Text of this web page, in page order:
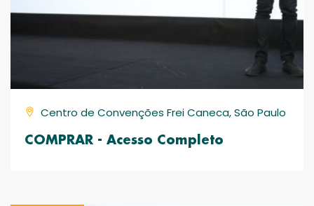
Centro de Convenções Frei Caneca, São Paulo
COMPRAR - Acesso Completo